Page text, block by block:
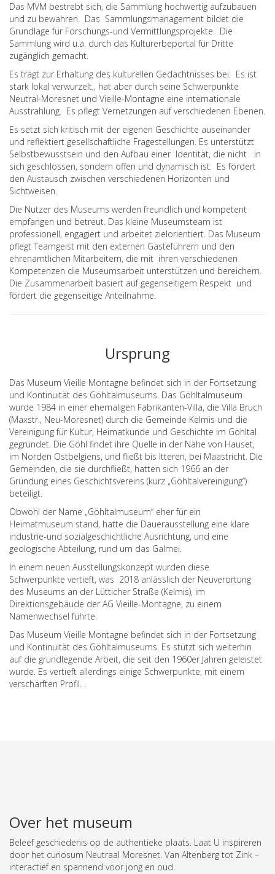
Das MVM bestrebt sich, die Sammlung hochwertig aufzubauen
und zu bewahren. Das Sammlungsmanagement bildet die
Grundlage für Forschungs-und Vermittlungsprojekte. Die
Sammlung wird u.a. durch das Kulturerbeportal für Dritte
zugänglich gemacht.
Es trägt zur Erhaltung des kulturellen Gedächtnisses bei. Es ist
stark lokal verwurzelt,, hat aber durch seine Schwerpunkte
Neutral-Moresnet und Vieille-Montagne eine internationale
Ausstrahlung. Es pflegt Vernetzungen auf verschiedenen Ebenen.
Es setzt sich kritisch mit der eigenen Geschichte auseinander
und reflektiert gesellschaftliche Fragestellungen. Es unterstützt
Selbstbewusstsein und den Aufbau einer Identität, die nicht in
sich geschlossen, sondern offen und dynamisch ist. Es fördert
den Austausch zwischen verschiedenen Horizonten und
Sichtweisen.
Die Nutzer des Museums werden freundlich und kompetent
empfangen und betreut. Das kleine Museumsteam ist
professionell, engagiert und arbeitet zielorientiert. Das Museum
pflegt Teamgeist mit den externen Gästeführern und den
ehrenamtlichen Mitarbeitern, die mit ihren verschiedenen
Kompetenzen die Museumsarbeit unterstützen und bereichern.
Die Zusammenarbeit basiert auf gegenseitigem Respekt und
fördert die gegenseitige Anteilnahme.
Ursprung
Das Museum Vieille Montagne befindet sich in der Fortsetzung
und Kontinuität des Göhltalmuseums. Das Göhltalmuseum
wurde 1984 in einer ehemaligen Fabrikanten-Villa, die Villa Bruch
(Maxstr., Neu-Moresnet) durch die Gemeinde Kelmis und die
Vereinigung für Kultur, Heimatkunde und Geschichte im Göhltal
gegründet. Die Göhl findet ihre Quelle in der Nähe von Hauset,
im Norden Ostbelgiens, und fließt bis Itteren, bei Maastricht. Die
Gemeinden, die sie durchfließt, hatten sich 1966 an der
Gründung eines Geschichtsvereins (kurz „Göhltalvereinigung“)
beteiligt.
Obwohl der Name „Göhltalmuseum“ eher für ein
Heimatmuseum stand, hatte die Dauerausstellung eine klare
industrie-und sozialgeschichtliche Ausrichtung, und eine
geologische Abteilung, rund um das Galmei.
In einem neuen Ausstellungskonzept wurden diese
Schwerpunkte vertieft, was 2018 anlässlich der Neuverortung
des Museums an der Lütticher Straße (Kelmis), im
Direktionsgebäude der AG Vieille-Montagne, zu einem
Namenwechsel führte.
Das Museum Vieille Montagne befindet sich in der Fortsetzung
und Kontinuität des Göhltalmuseums. Es stützt sich weiterhin
auf die grundlegende Arbeit, die seit den 1960er Jahren geleistet
wurde. Es vertieft allerdings einige Schwerpunkte, mit einem
verschärften Profil. .
Over het museum
Beleef geschiedenis op de authentieke plaats. Laat U inspireren
door het curiosum Neutraal Moresnet. Van Altenberg tot Zink –
interactief en spannend voor jong en oud.